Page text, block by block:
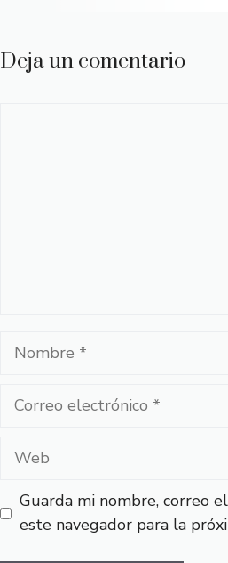
Deja un comentario
Nombre
Correo
Web
Guarda mi nombre, correo
este navegador para la